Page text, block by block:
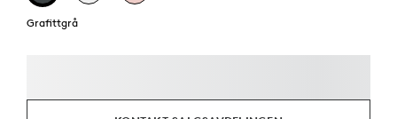
Grafittgrå